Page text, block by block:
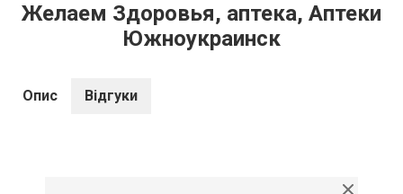
Желаем Здоровья, аптека, Аптеки
Южноукраинск
Опис Відгуки